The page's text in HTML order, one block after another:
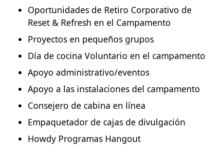
Oportunidades de Retiro Corporativo de
Reset & Refresh en el Campamento
Proyectos en pequeños grupos
Día de cocina Voluntario en el campamento
Apoyo administrativo/eventos
Apoyo a las instalaciones del campamento
Consejero de cabina en línea
Empaquetador de cajas de divulgación
Howdy Programas Hangout